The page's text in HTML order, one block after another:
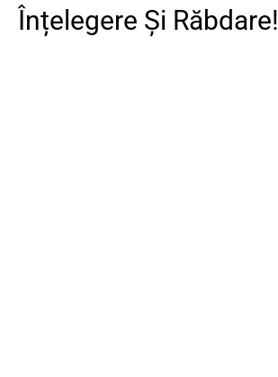
Înțelegere Și Răbdare!